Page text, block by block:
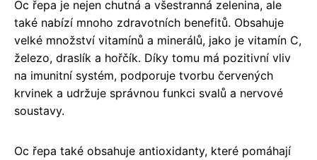
Oc řepa je nejen chutná a všestranná zelenina, ale
také nabízí mnoho zdravotních benefitů. Obsahuje
velké množství vitamínů a minerálů, jako je vitamín C,
železo, draslík a hořčík. Díky tomu má pozitivní vliv
na imunitní systém, podporuje tvorbu červených
krvinek a udržuje správnou funkci svalů a nervové
soustavy.
Oc řepa také obsahuje antioxidanty, které pomáhají